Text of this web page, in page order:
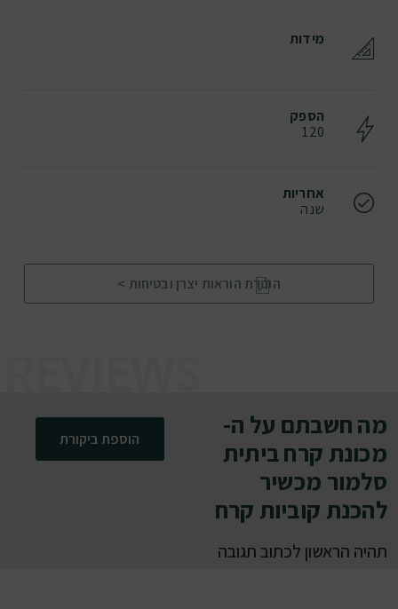
מידות
הספק
120
אחריות
שנה
הורדת הוראות יצרן ובטיחות >
מה חשבתם על ה-
מכונת קרח ביתית
סלמור מכשיר
להכנת קוביות קרח
תהיה הראשון לכתוב תגובה
הוספת ביקורת